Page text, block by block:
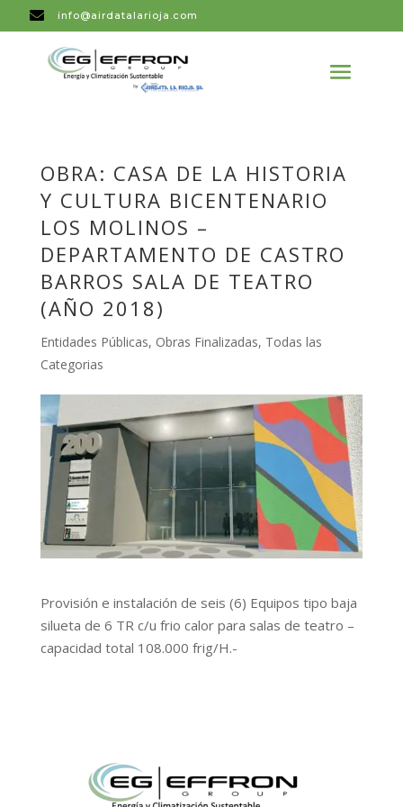
 info@airdatalarioja.com
OBRA: CASA DE LA HISTORIA
Y CULTURA BICENTENARIO
LOS MOLINOS –
DEPARTAMENTO DE CASTRO
BARROS SALA DE TEATRO
(AÑO 2018)
Entidades Públicas, Obras Finalizadas, Todas las
Categorias
Provisión e instalación de seis (6) Equipos tipo baja
silueta de 6 TR c/u frio calor para salas de teatro –
capacidad total 108.000 frig/H.-